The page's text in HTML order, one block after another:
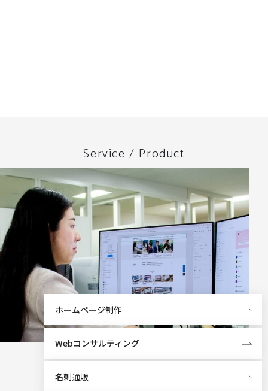
Service / Product
ホームページ制作
Webコンサルティング
名刺通販